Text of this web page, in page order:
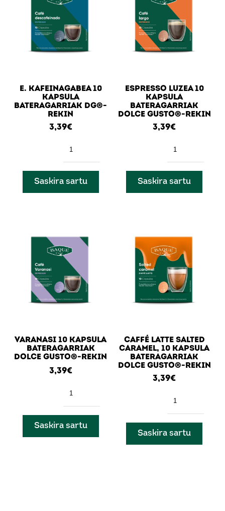
E. KAFEINAGABEA 10
KAPSULA
BATERAGARRIAK DG®-
REKIN
3,39€
Saskira sartu
ESPRESSO LUZEA 10
KAPSULA
BATERAGARRIAK
DOLCE GUSTO®-REKIN
3,39€
Saskira sartu
VARANASI 10 KAPSULA
BATERAGARRIAK
DOLCE GUSTO®-REKIN
3,39€
Saskira sartu
CAFFÉ LATTE SALTED
CARAMEL, 10 KAPSULA
BATERAGARRIAK
DOLCE GUSTO®-REKIN
3,39€
Saskira sartu